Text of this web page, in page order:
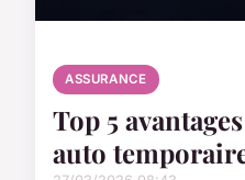
ASSURANCE
Top 5
auto